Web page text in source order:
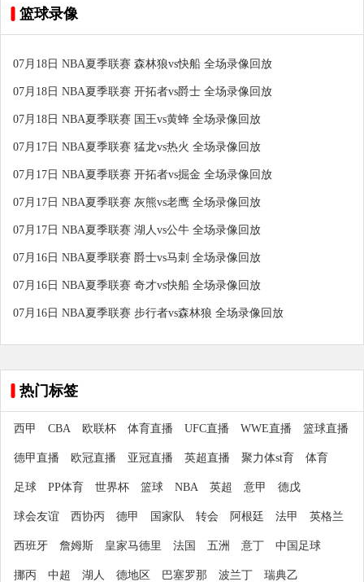
篮球录像
07月18日 NBA夏季联赛 森林狼vs快船 全场录像回放
07月18日 NBA夏季联赛 开拓者vs爵士 全场录像回放
07月18日 NBA夏季联赛 国王vs黄蜂 全场录像回放
07月17日 NBA夏季联赛 猛龙vs热火 全场录像回放
07月17日 NBA夏季联赛 开拓者vs掘金 全场录像回放
07月17日 NBA夏季联赛 灰熊vs老鹰 全场录像回放
07月17日 NBA夏季联赛 湖人vs公牛 全场录像回放
07月16日 NBA夏季联赛 爵士vs马刺 全场录像回放
07月16日 NBA夏季联赛 奇才vs快船 全场录像回放
07月16日 NBA夏季联赛 步行者vs森林狼 全场录像回放
热门标签
西甲 CBA 欧联杯 体育直播 UFC直播 WWE直播 篮球直播
德甲直播 欧冠直播 亚冠直播 英超直播 聚力体st育 体育
足球 PP体育 世界杯 篮球 NBA 英超 意甲 德戊
球会友谊 西协丙 德甲 国家队 转会 阿根廷 法甲 英格兰
西班牙 詹姆斯 皇家马德里 法国 五洲 意丁 中国足球
挪丙 中超 湖人 德地区 巴塞罗那 波兰丁 瑞典乙